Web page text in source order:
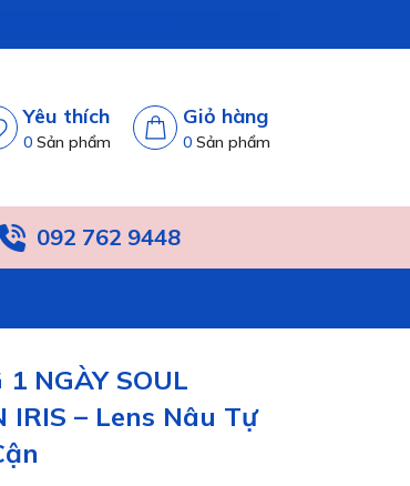
Yêu thích
0 Sản phẩm
Giỏ hàng
0 Sản phẩm
HỆ THỐNG
092 762 9448
NGÀY SOUL
IRIS – Lens Nâu Tự